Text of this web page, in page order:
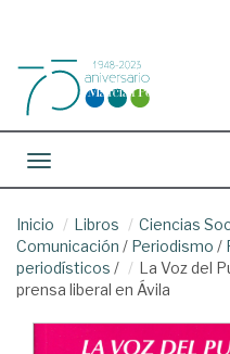
Toggle navigation
Inicio Libros Ciencias
Comunicación / Periodismo /
periodísticos /
La Voz del
prensa liberal en Ávila